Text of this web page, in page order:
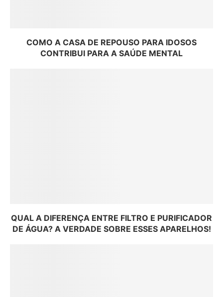
COMO A CASA DE REPOUSO PARA IDOSOS
CONTRIBUI PARA A SAÚDE MENTAL
QUAL A DIFERENÇA ENTRE FILTRO E PURIFICADOR
DE ÁGUA? A VERDADE SOBRE ESSES APARELHOS!